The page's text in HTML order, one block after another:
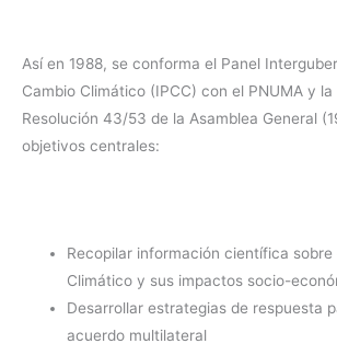
Así en 1988, se conforma el Panel
Cambio Climático (IPCC) con el PNUMA y
Resolución 43/53 de la Asamblea General
objetivos centrales:
Recopilar información científica sobre
Climático y sus impactos socio-
Desarrollar estrategias de respuesta
acuerdo multilateral